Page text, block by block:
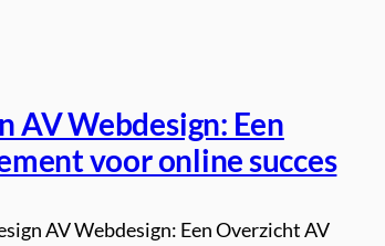
AV Webdesign: Een
voor online succes
AV Webdesign: Een Overzicht AV